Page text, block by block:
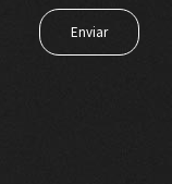
Enviar